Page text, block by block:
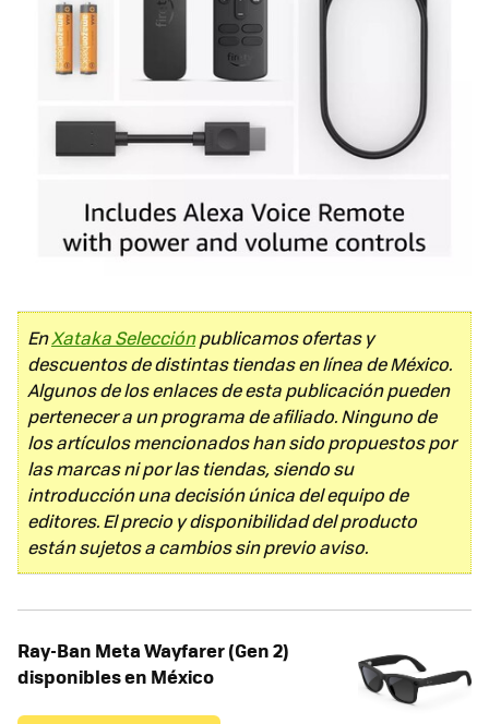
EnXataka Selecciónpublicamos ofertas y
descuentos de distintas tiendas en línea de México.
Algunos de los enlaces de esta publicación pueden
pertenecer a un programa de afiliado. Ninguno de
los artículos mencionados han sido propuestos por
las marcas ni por las tiendas, siendo su
introducción una decisión única del equipo de
editores. El precio y disponibilidad del producto
están sujetos a cambios sin previo aviso.
Ray-Ban Meta Wayfarer (Gen 2)
disponibles en México